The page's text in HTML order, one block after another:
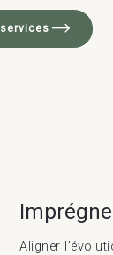
services
Aligner